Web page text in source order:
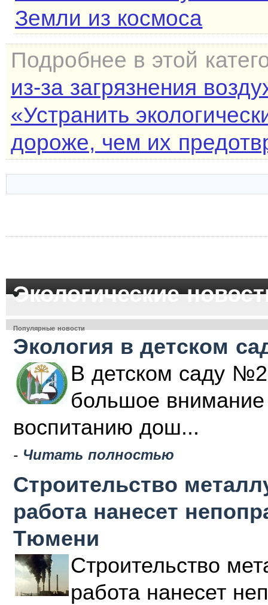
Земли из космоса
Подробнее в этой
из-за загрязнения
«Устранить
дороже, чем их
Экологические
Популярные новости
Экология в детском
В детском саду
большое внимание
воспитанию дош...
- Читать полностью
Строительство
работа нанесет
Тюмени
Строительство
работа нанесет